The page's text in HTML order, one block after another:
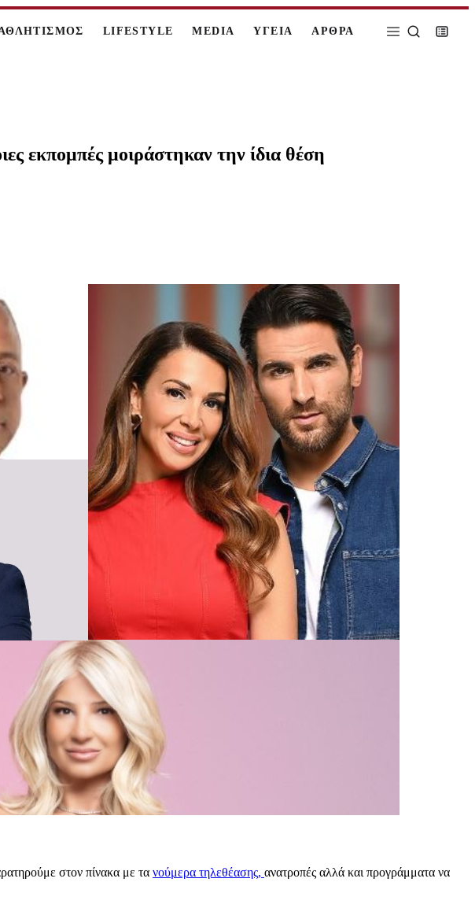
LIFESTYLE MEDIA ΥΓΕΙΑ ΑΡΘΡΑ
εκπομπές μοιράστηκαν την ίδια θέση
στον πίνακα με τα νούμερα τηλεθέασης, ανατροπές αλλά και προγράμματα να